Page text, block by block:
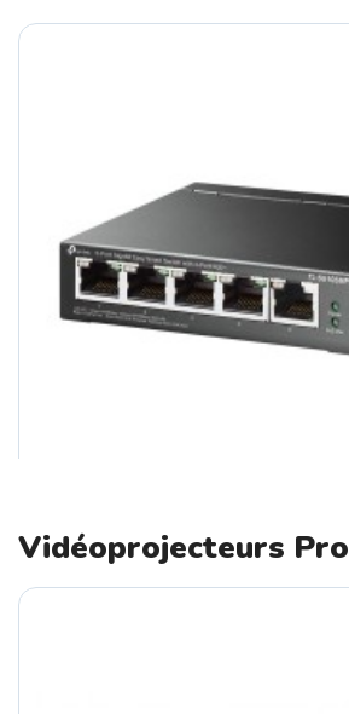
Vidéoprojecteurs Pro